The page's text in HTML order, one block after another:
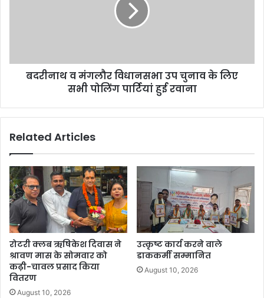
बदरीनाथ व मंगलौर विधानसभा उप चुनाव के लिए
सभी पोलिंग पार्टियां हुई रवाना
Related Articles
रोटरी क्लब ऋषिकेश दिवास ने
श्रावण मास के सोमवार को
कढ़ी-चावल प्रसाद किया
वितरण
August 10, 2026
उत्कृष्ट कार्य करने वाले
डाककर्मी सम्मानित
August 10, 2026